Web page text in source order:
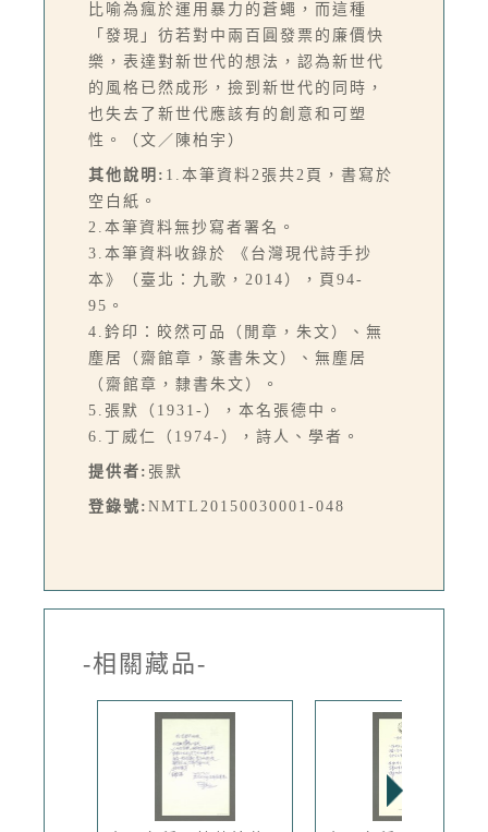
比喻為瘋於運用暴力的蒼蠅，而這種
「發現」彷若對中兩百圓發票的廉價快
樂，表達對新世代的想法，認為新世代
的風格已然成形，撿到新世代的同時，
也失去了新世代應該有的創意和可塑
性。（文／陳柏宇）
其他說明: 1.本筆資料2張共2頁，書寫於
空白紙。
2.本筆資料無抄寫者署名。
3.本筆資料收錄於 《台灣現代詩手抄
本》（臺北：九歌，2014），頁94-
95。
4.鈐印：皎然可品（閒章，朱文）、無
塵居（齋館章，篆書朱文）、無塵居
（齋館章，隸書朱文）。
5.張默（1931-），本名張德中。
6.丁威仁（1974-），詩人、學者。
提供者: 張默
登錄號: NMTL20150030001-048
-相關藏品-